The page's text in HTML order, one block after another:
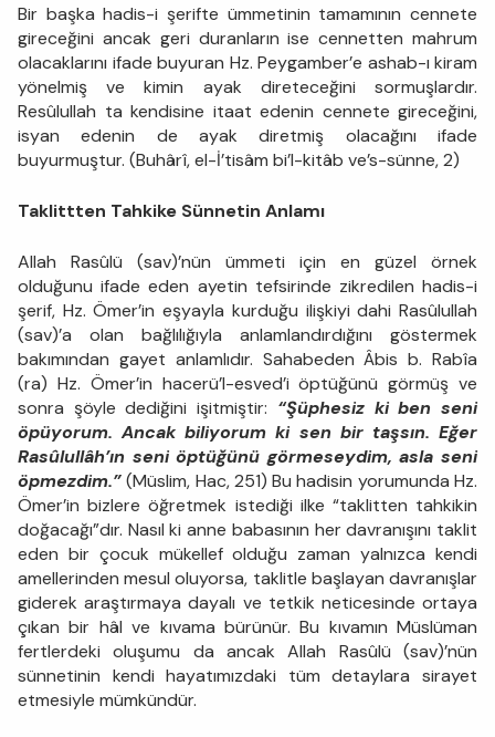
Bir başka hadis-i şerifte ümmetinin tamamının cennete
gireceğini ancak geri duranların ise cennetten mahrum
olacaklarını ifade buyuran Hz. Peygamber’e ashab-ı kiram
yönelmiş ve kimin ayak direteceğini sormuşlardır.
Resûlullah ta kendisine itaat edenin cennete gireceğini,
isyan edenin de ayak diretmiş olacağını ifade
buyurmuştur. (Buhârî, el-İ’tisâm bi’l-kitâb ve’s-sünne, 2)
Taklittten Tahkike Sünnetin Anlamı
Allah Rasûlü (sav)’nün ümmeti için en güzel örnek
olduğunu ifade eden ayetin tefsirinde zikredilen hadis-i
şerif, Hz. Ömer’in eşyayla kurduğu ilişkiyi dahi Rasûlullah
(sav)’a olan bağlılığıyla anlamlandırdığını göstermek
bakımından gayet anlamlıdır. Sahabeden Âbis b. Rabîa
(ra) Hz. Ömer’in hacerü’l-esved’i öptüğünü görmüş ve
sonra şöyle dediğini işitmiştir: “Şüphesiz ki ben seni
öpüyorum. Ancak biliyorum ki sen bir taşsın. Eğer
Rasûlullâh’ın seni öptüğünü görmeseydim, asla seni
öpmezdim.”(Müslim, Hac, 251) Bu hadisin yorumunda Hz.
Ömer’in bizlere öğretmek istediği ilke “taklitten tahkikin
doğacağı”dır. Nasıl ki anne babasının her davranışını taklit
eden bir çocuk mükellef olduğu zaman yalnızca kendi
amellerinden mesul oluyorsa, taklitle başlayan davranışlar
giderek araştırmaya dayalı ve tetkik neticesinde ortaya
çıkan bir hâl ve kıvama bürünür. Bu kıvamın Müslüman
fertlerdeki oluşumu da ancak Allah Rasûlü (sav)’nün
sünnetinin kendi hayatımızdaki tüm detaylara sirayet
etmesiyle mümkündür.